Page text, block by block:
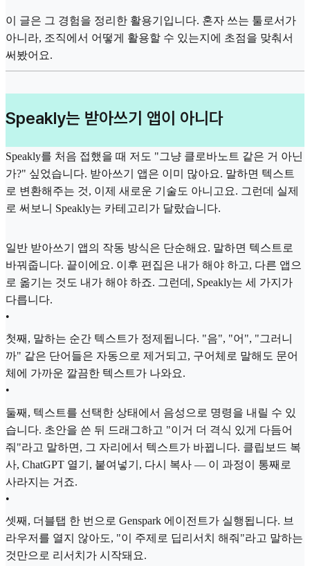
이 글은 그 경험을 정리한 활용기입니다. 혼자 쓰는 툴로서가
아니라, 조직에서 어떻게 활용할 수 있는지에 초점을 맞춰서
써봤어요.
Speakly는 받아쓰기 앱이 아니다
Speakly를 처음 접했을 때 저도 "그냥 클로바노트 같은 거 아닌
가?" 싶었습니다. 받아쓰기 앱은 이미 많아요. 말하면 텍스트
로 변환해주는 것, 이제 새로운 기술도 아니고요. 그런데 실제
로 써보니 Speakly는 카테고리가 달랐습니다.
일반 받아쓰기 앱의 작동 방식은 단순해요. 말하면 텍스트로
바꿔줍니다. 끝이에요. 이후 편집은 내가 해야 하고, 다른 앱으
로 옮기는 것도 내가 해야 하죠. 그런데, Speakly는 세 가지가
다릅니다.
•
첫째, 말하는 순간 텍스트가 정제됩니다. "음", "어", "그러니
까" 같은 단어들은 자동으로 제거되고, 구어체로 말해도 문어
체에 가까운 깔끔한 텍스트가 나와요.
•
둘째, 텍스트를 선택한 상태에서 음성으로 명령을 내릴 수 있
습니다. 초안을 쓴 뒤 드래그하고 "이거 더 격식 있게 다듬어
줘"라고 말하면, 그 자리에서 텍스트가 바뀝니다. 클립보드 복
사, ChatGPT 열기, 붙여넣기, 다시 복사 — 이 과정이 통째로
사라지는 거죠.
•
셋째, 더블탭 한 번으로 Genspark 에이전트가 실행됩니다. 브
라우저를 열지 않아도, "이 주제로 딥리서치 해줘"라고 말하는
것만으로 리서치가 시작돼요.